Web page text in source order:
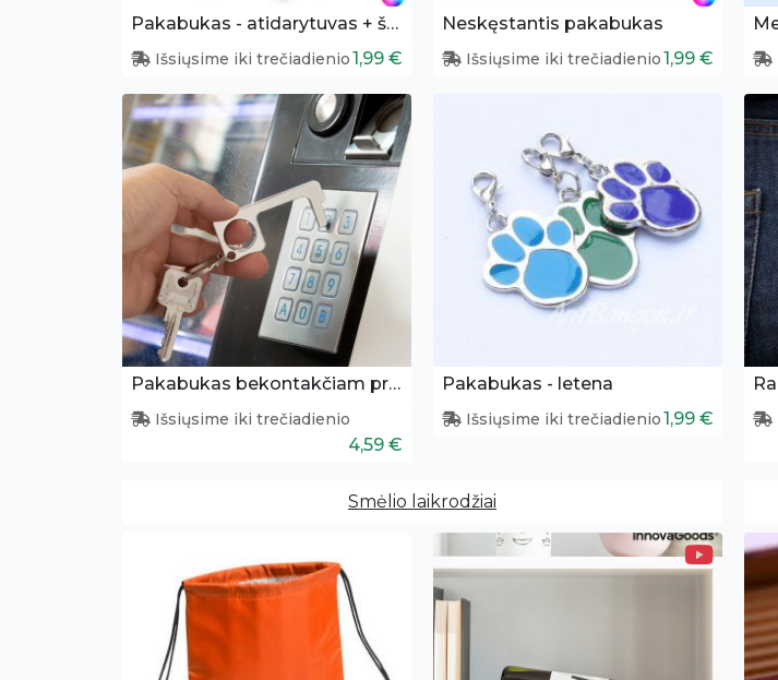
Pakabukas - atidarytuvas + šešiakampis atsuktuvas
Išsiųsime iki trečiadienio1,99 €
Neskęstantis pakabukas
Išsiųsime iki trečiadienio1,99 €
Pakabukas bekontakčiam prisilietimui
Išsiųsime iki trečiadienio
4,59 €
Pakabukas - letena
Išsiųsime iki trečiadienio1,99 €
Smėlio laikrodžiai